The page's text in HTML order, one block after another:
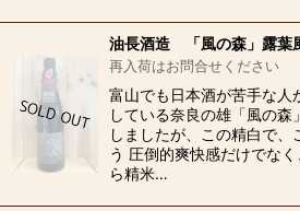
油長酒造 「風の森」露
再入荷はお問合せください
富山でも日本酒が苦手な人
している奈良の雄「風の
しましたが、この精白で
う 圧倒的爽快感だけでな
ら精米…